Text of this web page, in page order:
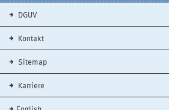
DGUV
Kontakt
Sitemap
Karriere